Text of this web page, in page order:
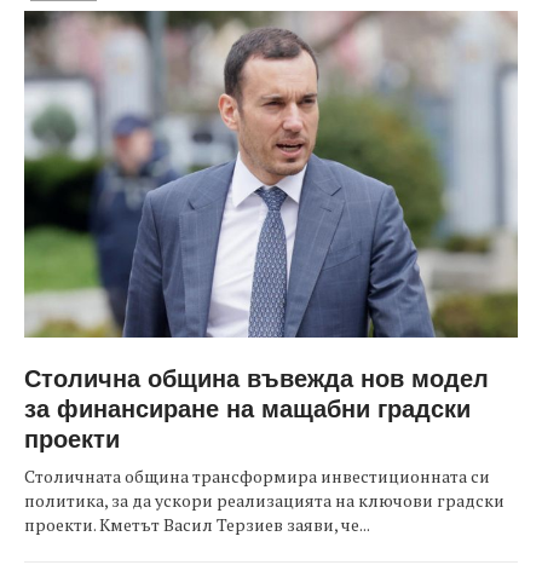
Столична община въвежда нов модел
за финансиране на мащабни градски
проекти
Столичната община трансформира инвестиционната си
политика, за да ускори реализацията на ключови градски
проекти. Кметът Васил Терзиев заяви, че...